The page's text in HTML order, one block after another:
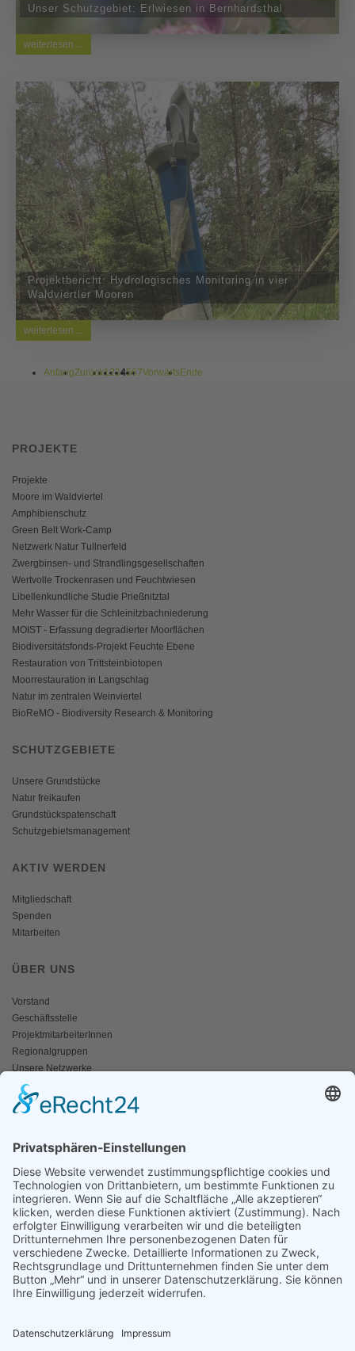
Unser Schutzgebiet: Erlwiesen in Bernhardsthal
weiterlesen ...
Projektbericht: Hydrologisches Monitoring in vier
Waldviertler Mooren
weiterlesen ...
AnfangZurück1234567VorwärtsEnde
PROJEKTE
Projekte
Moore im Waldviertel
Amphibienschutz
Green Belt Work-Camp
Netzwerk Natur Tullnerfeld
Zwergbinsen- und Strandlingsgesellschaften
Wertvolle Trockenrasen und Feuchtwiesen
Libellenkundliche Studie Prießnitztal
Mehr Wasser für die Schleinitzbachniederung
MOIST - Erfassung degradierter Moorflächen
Biodiversitätsfonds-Projekt Feuchte Ebene
Restauration von Trittsteinbiotopen
Moorrestauration in Langschlag
Natur im zentralen Weinviertel
BioReMO - Biodiversity Research & Monitoring
SCHUTZGEBIETE
Unsere Grundstücke
Natur freikaufen
Grundstückspatenschaft
Schutzgebietsmanagement
AKTIV WERDEN
Mitgliedschaft
Spenden
Mitarbeiten
ÜBER UNS
Vorstand
Geschäftsstelle
ProjektmitarbeiterInnen
Regionalgruppen
Unsere Netzwerke
Historisches
Impressum/Kontakt
Naturschutz bunt
Broschüren und Folder
Presseaussendungen
Newsletter
Fotos und Videos
ANWALT DER NATUR
Erneuerbare Energien